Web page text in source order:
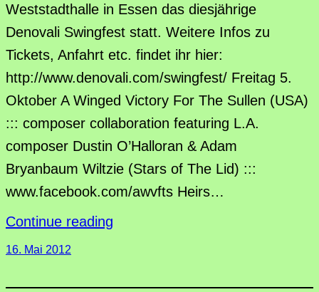
Weststadthalle in Essen das diesjährige
Denovali Swingfest statt. Weitere Infos zu
Tickets, Anfahrt etc. findet ihr hier:
http://www.denovali.com/swingfest/ Freitag 5.
Oktober A Winged Victory For The Sullen (USA)
::: composer collaboration featuring L.A.
composer Dustin O’Halloran & Adam
Bryanbaum Wiltzie (Stars of The Lid) :::
www.facebook.com/awvfts Heirs…
Continue reading
16. Mai 2012